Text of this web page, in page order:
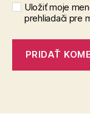
Uložiť moje
prehliadači pre